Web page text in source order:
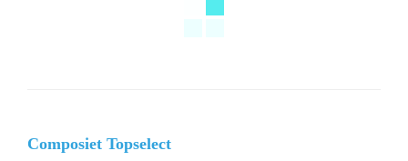
Composiet Topselect